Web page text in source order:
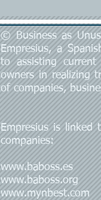
© Business as
Empresius, a
to assisting
owners in realizing
of companies,
Empresius is
companies:
www.baboss.es
www.baboss.org
www.mynbest.com